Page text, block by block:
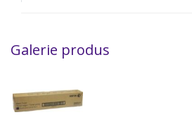
Galerie produs